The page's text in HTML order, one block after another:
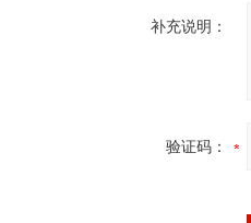
补充说明：
验证码：